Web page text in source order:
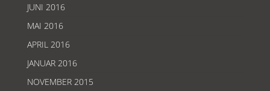
JUNI 2016
MAI 2016
APRIL 2016
JANUAR 2016
NOVEMBER 2015